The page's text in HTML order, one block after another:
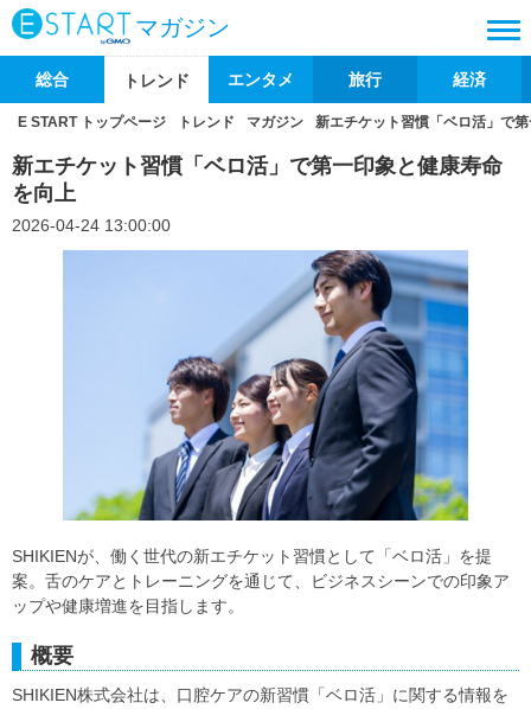
マガジン
総合 トレンド エンタメ 旅行 経済
E START トップページ トレンド マガジン 新エチケット習慣「ベロ活」で
新エチケット習慣「ベロ活」で第一印象と健康寿命
を向上
2026-04-24 13:00:00
SHIKIENが、働く世代の新エチケット習慣として「ベロ活」を提
案。舌のケアとトレーニングを通じて、ビジネスシーンでの印象ア
ップや健康増進を目指します。
概要
SHIKIEN株式会社は、口腔ケアの新習慣「ベロ活」に関する情報を